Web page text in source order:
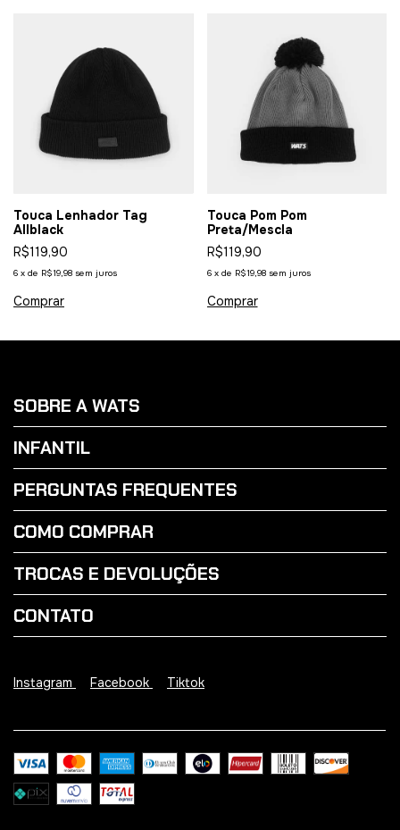
Touca Lenhador Tag
Allblack
R$119,90
6 x de R$19,98 sem juros
Touca Pom Pom
Preta/Mescla
R$119,90
6 x de R$19,98 sem juros
SOBRE A WATS
INFANTIL
PERGUNTAS FREQUENTES
COMO COMPRAR
TROCAS E DEVOLUÇÕES
CONTATO
Instagram Facebook Tiktok